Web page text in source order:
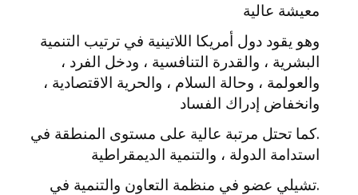
معيشة عالية
وهو يقود دول أمريكا اللاتينية في ترتيب التنمية
البشرية ، والقدرة التنافسية ، ودخل الفرد ،
والعولمة ، وحالة السلام ، والحرية الاقتصادية ،
وانخفاض إدراك الفساد
.كما تحتل مرتبة عالية على مستوى المنطقة في
استدامة الدولة ، والتنمية الديمقراطية
.تشيلي عضو في منظمة التعاون والتنمية في